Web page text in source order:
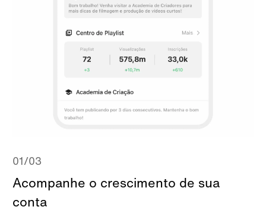
01/03
Acompanhe o crescimento de sua
conta